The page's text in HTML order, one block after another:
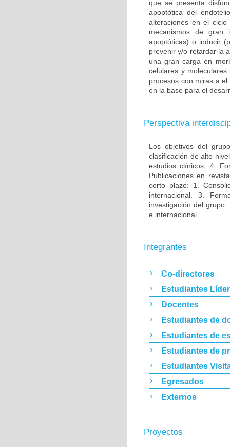
que se presenta
apoptótica del
alteraciones en el
mecanismos de gran
apoptóticas) o inducir
prevenir y/o retardar la
una gran carga en
celulares y
procesos con miras a
en la base para el
Perspectiva
Los objetivos del
clasificación de alto
estudios clínicos. 4.
Publicaciones en
corto plazo: 1.
internacional. 3.
investigación del
e internacional.
Integrantes
Co-directores
Estudiantes
Docentes
Estudiantes de
Estudiantes de
Estudiantes de
Estudiantes
Egresados
Externos
Proyectos